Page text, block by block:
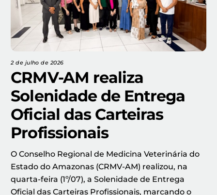
2 de julho de 2026
CRMV-AM realiza
Solenidade de Entrega
Oficial das Carteiras
Profissionais
O Conselho Regional de Medicina Veterinária do
Estado do Amazonas (CRMV-AM) realizou, na
quarta-feira (1º/07), a Solenidade de Entrega
Oficial das Carteiras Profissionais, marcando o